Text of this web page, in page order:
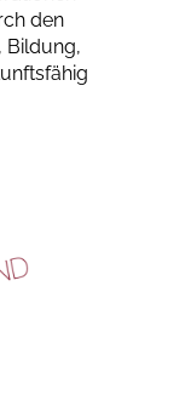
den
Bildung,